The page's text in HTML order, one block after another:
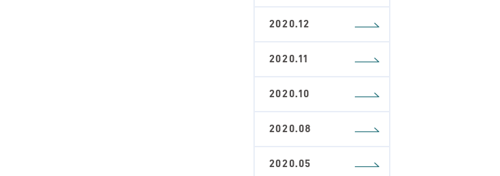
2020.12
2020.11
2020.10
2020.08
2020.05